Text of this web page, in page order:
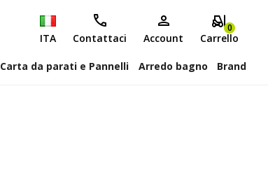
ITA Contattaci Account
0
Carrello
Carta da parati e Pannelli Arredo bagno Brand